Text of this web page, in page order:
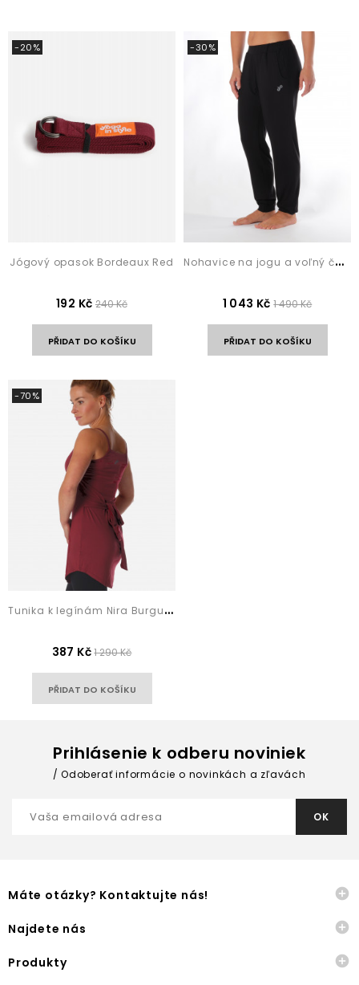
-20%
Jógový opasok Bordeaux Red
192 Kč 240 Kč
PŘIDAT DO KOŠÍKU
-30%
N
ohavice na jogu a voľný čas Zahira Black
1 043 Kč 1 490 Kč
PŘIDAT DO KOŠÍKU
-70%
T
unika k legínám Nira Burgundy
387 Kč 1 290 Kč
PŘIDAT DO KOŠÍKU
Prihlásenie k odberu noviniek
Odoberať informácie o novinkách a zľavách
Máte otázky? Kontaktujte nás! 
Najdete nás 
Produkty 